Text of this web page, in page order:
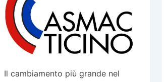
Il cambiamento più grande nel